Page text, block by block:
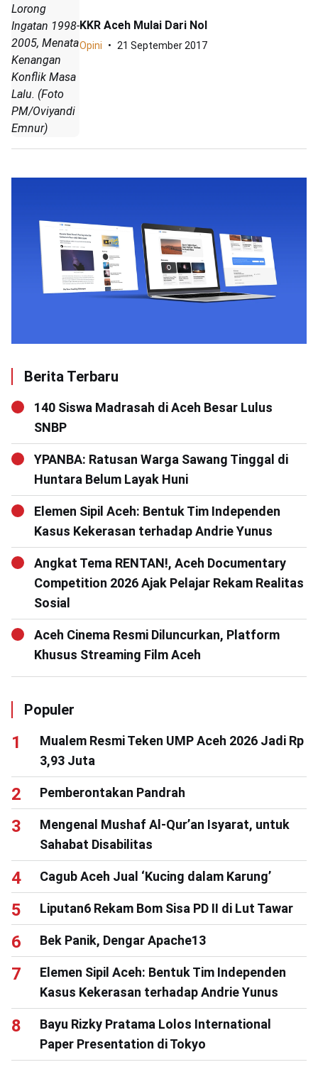
Lorong
Ingatan 1998-
2005, Menata
Kenangan
Konflik Masa
Lalu. (Foto
PM/Oviyandi
Emnur)
KKR Aceh Mulai Dari Nol
Opini 21 September 2017
Berita Terbaru
140 Siswa Madrasah di Aceh Besar Lulus
SNBP
YPANBA: Ratusan Warga Sawang Tinggal di
Huntara Belum Layak Huni
Elemen Sipil Aceh: Bentuk Tim Independen
Kasus Kekerasan terhadap Andrie Yunus
Angkat Tema RENTAN!, Aceh Documentary
Competition 2026 Ajak Pelajar Rekam Realitas
Sosial
Aceh Cinema Resmi Diluncurkan, Platform
Khusus Streaming Film Aceh
Populer
Mualem Resmi Teken UMP Aceh 2026 Jadi Rp
3,93 Juta
Pemberontakan Pandrah
Mengenal Mushaf Al-Qur’an Isyarat, untuk
Sahabat Disabilitas
Cagub Aceh Jual ‘Kucing dalam Karung’
Liputan6 Rekam Bom Sisa PD II di Lut Tawar
Bek Panik, Dengar Apache13
Elemen Sipil Aceh: Bentuk Tim Independen
Kasus Kekerasan terhadap Andrie Yunus
Bayu Rizky Pratama Lolos International
Paper Presentation di Tokyo